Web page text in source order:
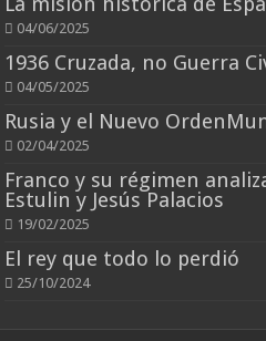
04/06/2025
1936 Cruzada, no Guerra
04/05/2025
Rusia y el Nuevo
02/04/2025
Franco y su régimen
Estulin y Jesús Palacios
19/02/2025
El rey que todo lo perdió
25/10/2024